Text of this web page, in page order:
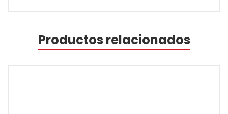
Productos relacionados